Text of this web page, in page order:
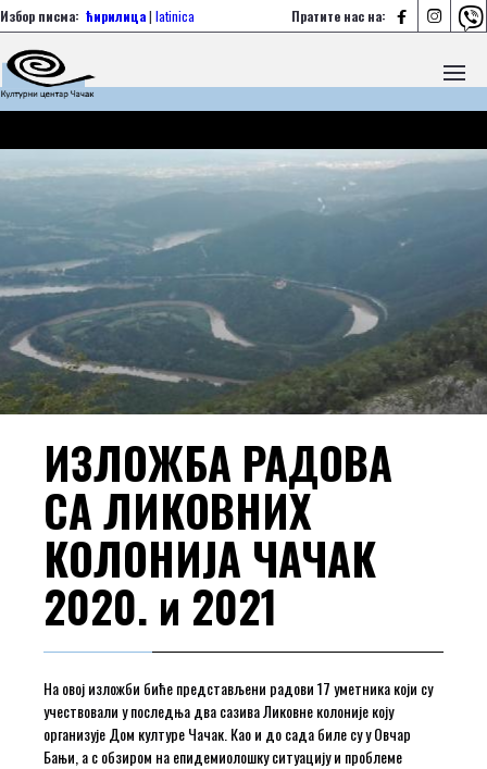
Пратите нас на:   
Избор писма: ћирилица| latinica
ИЗЛОЖБА РАДОВА
СА ЛИКОВНИХ
КОЛОНИЈА ЧАЧАК
2020. и 2021
На овој изложби биће представљени радови 17 уметника који су
учествовали у последња два сазива Ликовне колоније коју
организује Дом културе Чачак. Као и до сада биле су у Овчар
Бањи, а с обзиром на епидемиолошку ситуацију и проблеме